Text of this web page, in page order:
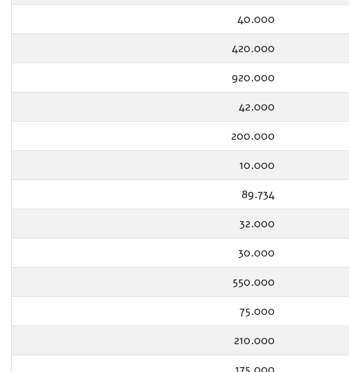
40.000
420.000
920.000
42.000
200.000
10.000
89.734
32.000
30.000
550.000
75.000
210.000